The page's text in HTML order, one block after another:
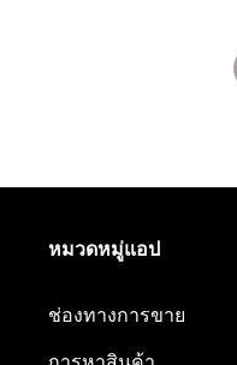
หมวดหมู่แอป
ช่องทางการขาย